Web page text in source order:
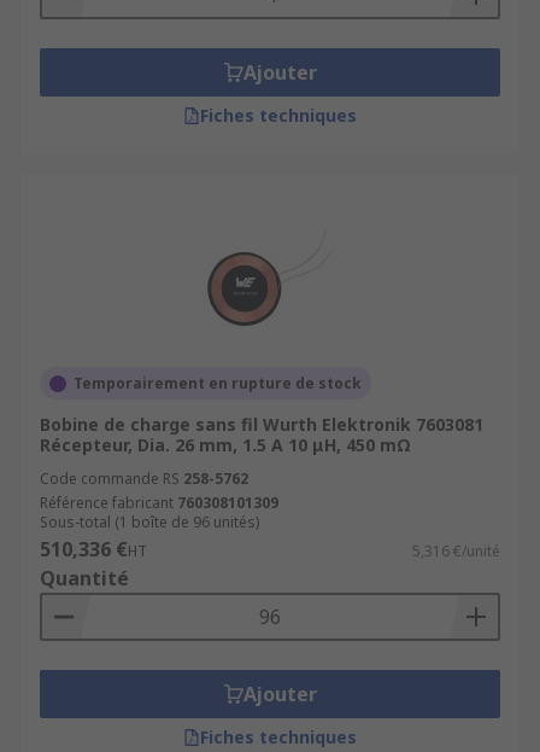
Ajouter
Fiches techniques
Temporairement en rupture de stock
Bobine de charge sans fil Wurth Elektronik 7603081
Récepteur, Dia. 26 mm, 1.5 A 10 μH, 450 mΩ
Code commande RS 258-5762
Référence fabricant 760308101309
Sous-total (1 boîte de 96 unités)
510,336 €HT 5,316 €/unité
Quantité
Ajouter
Fiches techniques